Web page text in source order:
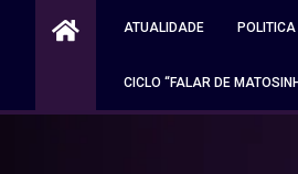
ATUALIDADE POLITICA
CICLO “FALAR DE